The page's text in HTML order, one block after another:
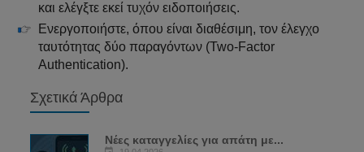
και ελέγξτε εκεί τυχόν ειδοποιήσεις.
Ενεργοποιήστε, όπου είναι διαθέσιμη, τον έλεγχο
ταυτότητας δύο παραγόντων (Two-Factor
Authentication).
Σχετικά Άρθρα
Νέες καταγγελίες για απάτη με...